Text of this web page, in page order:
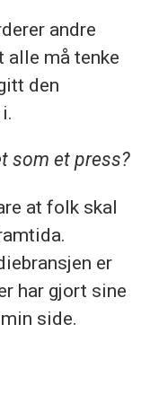
andre
alle må tenke
den
som et press?
at folk skal
er
har gjort sine
side.